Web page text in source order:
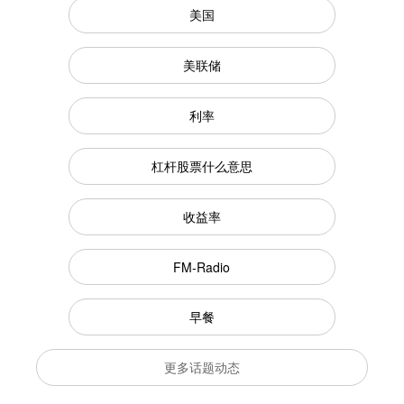
美国
美联储
利率
杠杆股票什么意思
收益率
FM-Radio
早餐
更多话题动态